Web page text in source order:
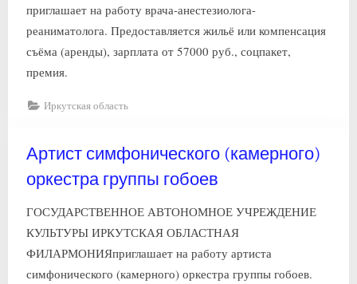
приглашает на работу врача-анестезиолога-
реаниматолога. Предоставляется жильё или компенсация
съёма (аренды), зарплата от 57000 руб., соцпакет,
премия.
Иркутская область
Артист симфонического (камерного)
оркестра группы гобоев
ГОСУДАРСТВЕННОЕ АВТОНОМНОЕ УЧРЕЖДЕНИЕ
КУЛЬТУРЫ ИРКУТСКАЯ ОБЛАСТНАЯ
ФИЛАРМОНИЯприглашает на работу артиста
симфонического (камерного) оркестра группы гобоев.